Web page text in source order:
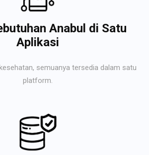
Anabul di Satu
Aplikasi
semuanya tersedia dalam satu
platform.